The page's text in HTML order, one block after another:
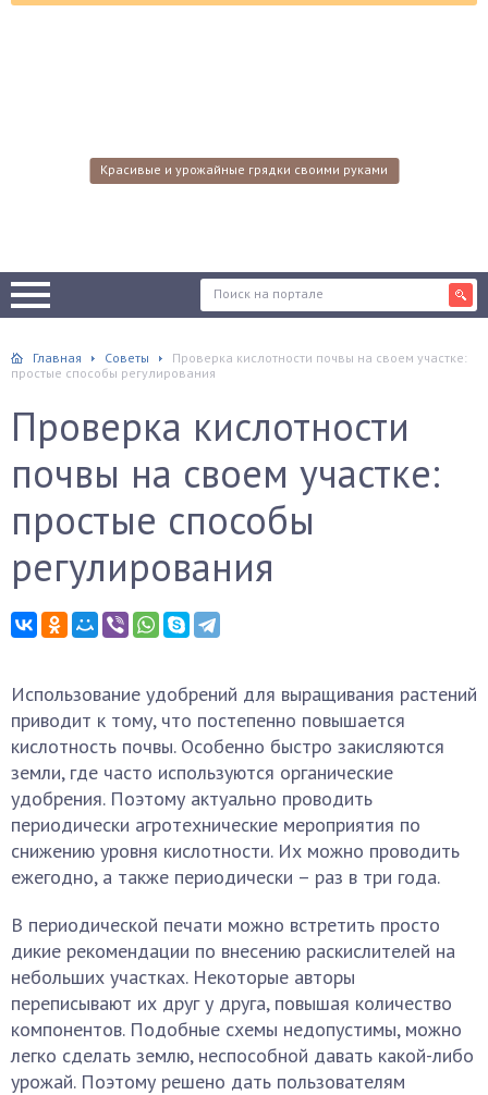
Красивые и урожайные грядки своими руками
Главная Советы
Проверка кислотности почвы на своем участке:
простые способы регулирования
Проверка кислотности
почвы на своем участке:
простые способы
регулирования
Использование удобрений для выращивания растений
приводит к тому, что постепенно повышается
кислотность почвы. Особенно быстро закисляются
земли, где часто используются органические
удобрения. Поэтому актуально проводить
периодически агротехнические мероприятия по
снижению уровня кислотности. Их можно проводить
ежегодно, а также периодически – раз в три года.
В периодической печати можно встретить просто
дикие рекомендации по внесению раскислителей на
небольших участках. Некоторые авторы
переписывают их друг у друга, повышая количество
компонентов. Подобные схемы недопустимы, можно
легко сделать землю, неспособной давать какой-либо
урожай. Поэтому решено дать пользователям